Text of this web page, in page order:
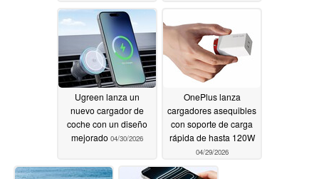
Ugreen lanza un
nuevo cargador de
coche con un diseño
mejorado 04/30/2026
OnePlus lanza
cargadores asequibles
con soporte de carga
rápida de hasta 120W
04/29/2026